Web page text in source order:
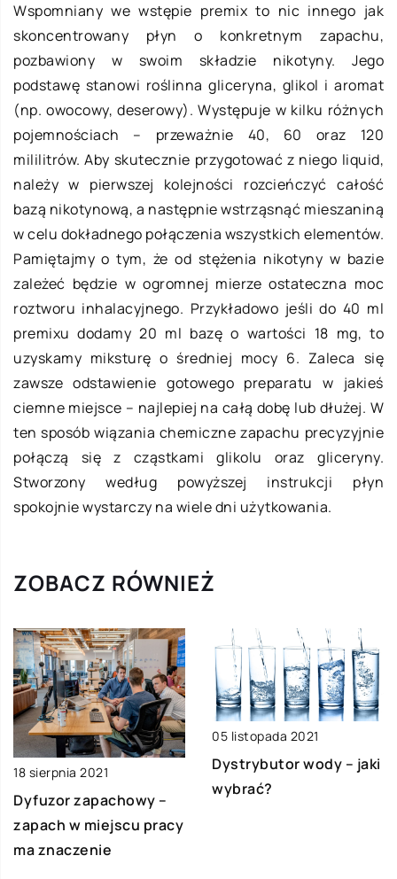
Wspomniany we wstępie premix to nic innego jak
skoncentrowany płyn o konkretnym zapachu,
pozbawiony w swoim składzie nikotyny. Jego
podstawę stanowi roślinna gliceryna, glikol i aromat
(np. owocowy, deserowy). Występuje w kilku różnych
pojemnościach – przeważnie 40, 60 oraz 120
mililitrów. Aby skutecznie przygotować z niego liquid,
należy w pierwszej kolejności rozcieńczyć całość
bazą nikotynową, a następnie wstrząsnąć mieszaniną
w celu dokładnego połączenia wszystkich elementów.
Pamiętajmy o tym, że od stężenia nikotyny w bazie
zależeć będzie w ogromnej mierze ostateczna moc
roztworu inhalacyjnego. Przykładowo jeśli do 40 ml
premixu dodamy 20 ml bazę o wartości 18 mg, to
uzyskamy miksturę o średniej mocy 6. Zaleca się
zawsze odstawienie gotowego preparatu w jakieś
ciemne miejsce – najlepiej na całą dobę lub dłużej. W
ten sposób wiązania chemiczne zapachu precyzyjnie
połączą się z cząstkami glikolu oraz gliceryny.
Stworzony według powyższej instrukcji płyn
spokojnie wystarczy na wiele dni użytkowania.
ZOBACZ RÓWNIEŻ
18 sierpnia 2021
Dyfuzor zapachowy –
zapach w miejscu pracy
ma znaczenie
05 listopada 2021
Dystrybutor wody – jaki
wybrać?